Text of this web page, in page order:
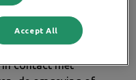
is
in contact met
Accept All